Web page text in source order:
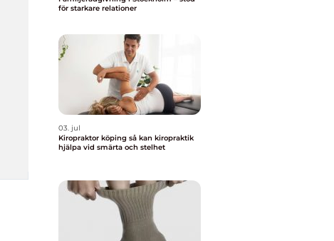
för starkare relationer
03. jul
Kiropraktor köping så kan kiropraktik
hjälpa vid smärta och stelhet